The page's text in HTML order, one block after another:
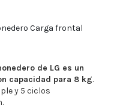
Carga frontal
de LG es un
capacidad para 8 kg.
y 5 ciclos